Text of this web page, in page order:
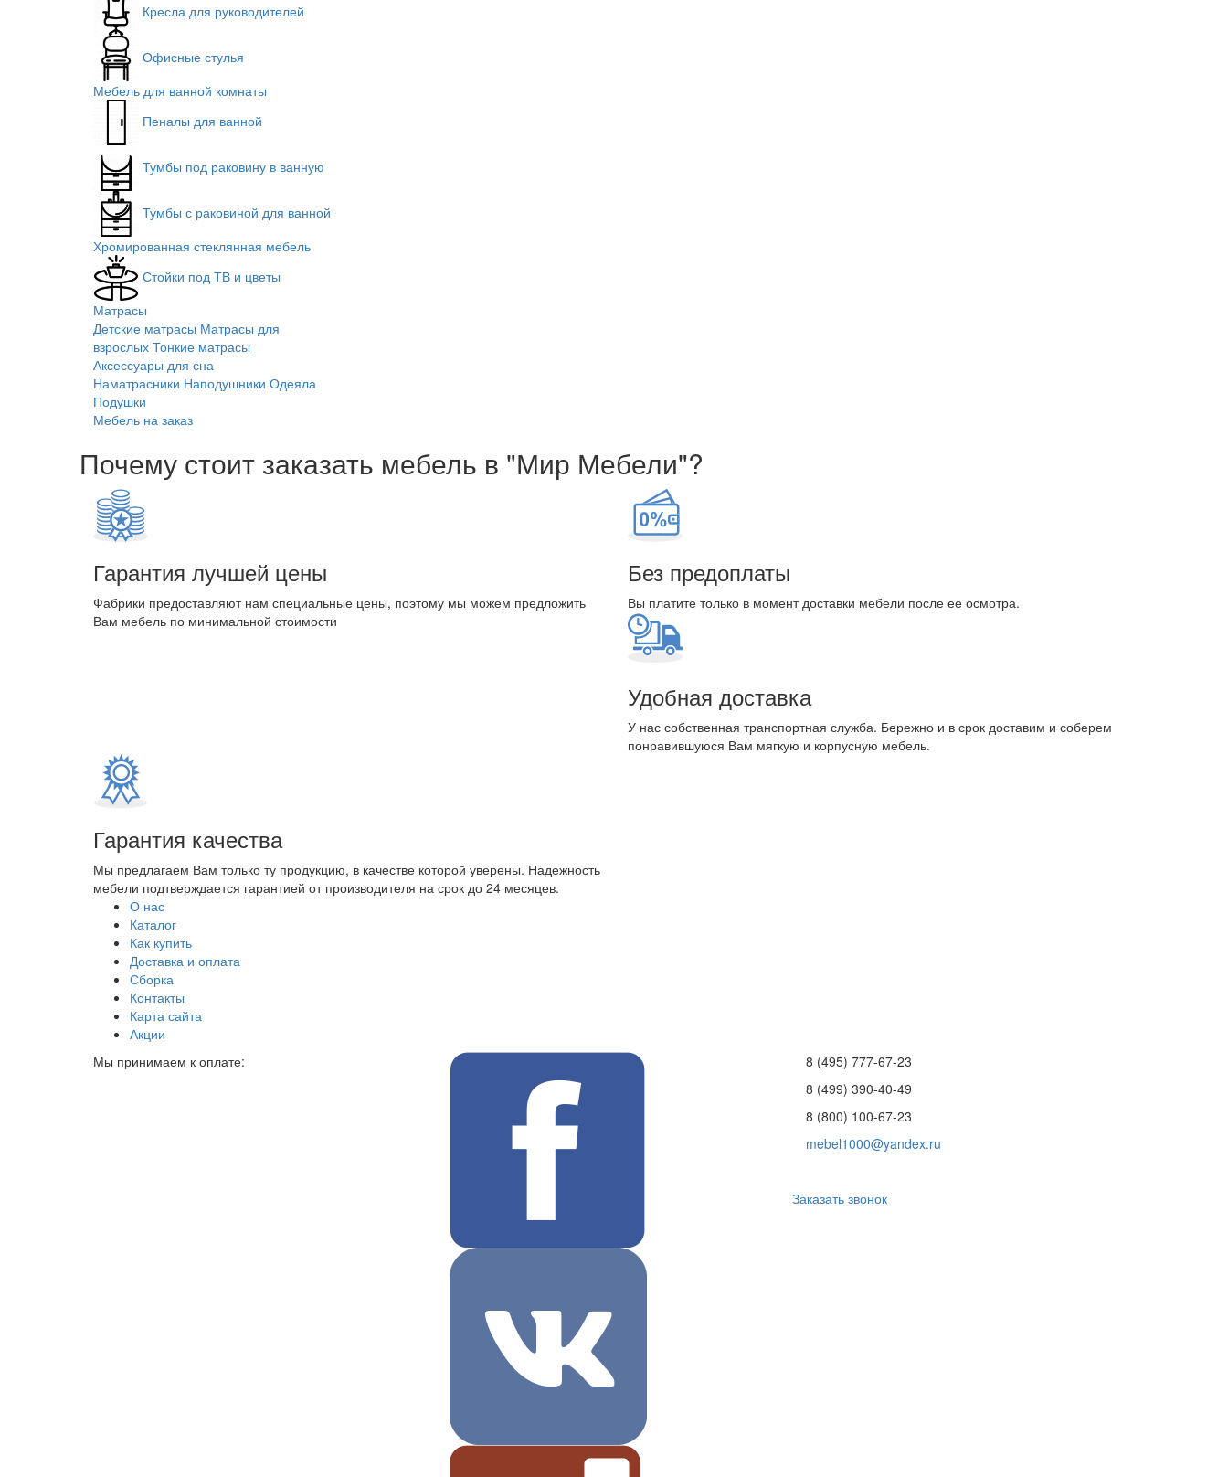
Кресла для руководителей
Офисные стулья
Мебель для ванной комнаты
Пеналы для ванной
Тумбы под раковину в ванную
Тумбы с раковиной для ванной
Хромированная стеклянная мебель
Стойки под ТВ и цветы
Матрасы
Детские матрасы Матрасы для
взрослых Тонкие матрасы
Аксессуары для сна
Наматрасники Наподушники Одеяла
Подушки
Мебель на заказ
Почему стоит заказать мебель в "Мир Мебели"?
Гарантия лучшей цены
Фабрики предоставляют нам специальные цены, поэтому мы можем предложить
Вам мебель по минимальной стоимости
Без предоплаты
Вы платите только в момент доставки мебели после ее осмотра.
Удобная доставка
У нас собственная транспортная служба. Бережно и в срок доставим и соберем
понравившуюся Вам мягкую и корпусную мебель.
Гарантия качества
Мы предлагаем Вам только ту продукцию, в качестве которой уверены. Надежность
мебели подтверждается гарантией от производителя на срок до 24 месяцев.
О нас
Каталог
Как купить
Доставка и оплата
Сборка
Контакты
Карта сайта
Акции
Мы принимаем к оплате:
8 (495) 777-67-23
8 (499) 390-40-49
8 (800) 100-67-23
mebel1000@yandex.ru
Заказать звонок